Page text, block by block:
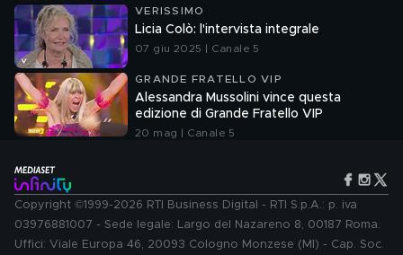
VERISSIMO
Licia Colò: l'intervista integrale
07 giu 2025 | Canale 5
GRANDE FRATELLO VIP
Alessandra Mussolini vince questa
edizione di Grande Fratello VIP
20 mag | Canale 5
Copyright ©1999-2026 RTI Business Digital - RTI S.p.A.: p. iva
03976881007 - Sede legale: Largo del Nazareno 8, 00187 Roma.
Uffici: Viale Europa 46, 20093 Cologno Monzese (MI) - Cap. Soc.